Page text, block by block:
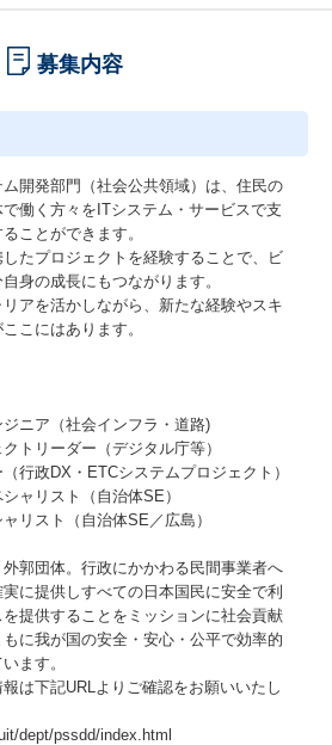
募集内容
開発部門（社会公共領域）は、住民の
働く方々をITシステム・サービスで支
ことができます。
たプロジェクトを経験することで、ビ
身の成長にもつながります。
アを活かしながら、新たな経験やスキ
こにはあります。
ジニア（社会インフラ・道路)
トリーダー（デジタル庁等）
行政DX・ETCシステムプロジェクト）
ャリスト（自治体SE）
リスト（自治体SE／広島）
郭団体。行政にかかわる民間事業者へ
に提供しすべての日本国民に安全で利
提供することをミッションに社会貢献
に我が国の安全・安⼼・公平で効率的
ます。
は下記URLよりご確認をお願いいたし
dept/pssdd/index.html